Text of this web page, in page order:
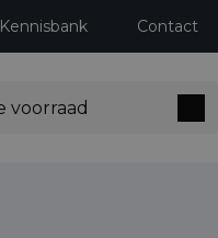
Kennisbank Contact